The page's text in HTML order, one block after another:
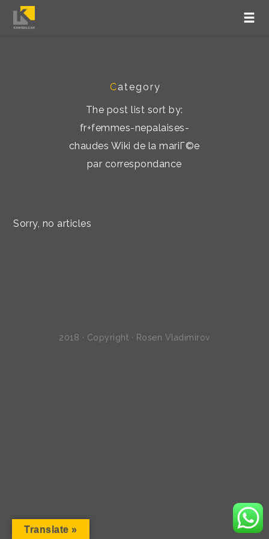
Category
The post list sort by:
fr+femmes-nepalaises-
chaudes Wiki de la mariГ©e
par correspondance
Sorry, no articles
2018 · Copyright · Rosen Vladimirov
Translate »